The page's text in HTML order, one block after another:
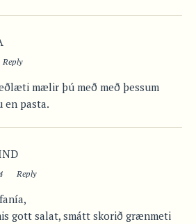
Reply
mælir þú með með þessum
en pasta.
Reply
gott salat, smátt skorið grænmeti